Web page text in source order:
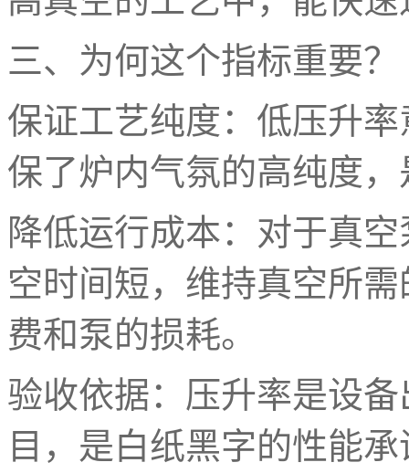
三、为何这个指标重要？
保证工艺纯度：低压升
保了炉内气氛的高纯度
降低运行成本：对于真
空时间短，维持真空所
费和泵的损耗。
验收依据：压升率是设
目，是白纸黑字的性能承